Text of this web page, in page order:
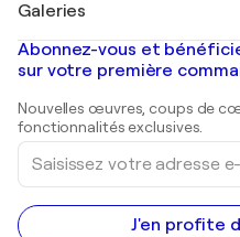
Banksy
Mr. Brainwash
Shepard Fairey
Tableaux abstraits à vendre
Peintures de paysage
Estampes
Peintures acryliques
Galeries
Galeries d'art en France
Galeries d'art en Belgique
Abonnez-vous et
sur votre première
Nouvelles œuvres, coups de
fonctionnalités exclusives.
Saisissez
votre
adresse
e-
mail
J'en profite